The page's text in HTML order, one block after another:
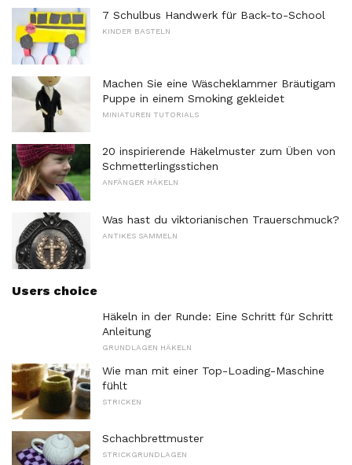
7 Schulbus Handwerk für Back-to-School
KINDER BASTELN
Machen Sie eine Wäscheklammer Bräutigam
Puppe in einem Smoking gekleidet
MINIATUREN TUTORIALS
20 inspirierende Häkelmuster zum Üben von
Schmetterlingsstichen
ANFÄNGER HÄKELN
Was hast du viktorianischen Trauerschmuck?
ANTIKES SAMMELN
Users choice
Häkeln in der Runde: Eine Schritt für Schritt
Anleitung
GRUNDLAGEN HÄKELN
Wie man mit einer Top-Loading-Maschine
fühlt
STRICKEN
Schachbrettmuster
STRICKGRUNDLAGEN